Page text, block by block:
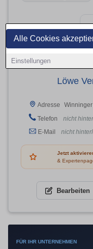
Alle Cookies
Einstellungen
Löwe
Adresse
Telefon
nicht
E-Mail
nicht
Jetzt
&
Bearbeiten
FÜR IHR UNTERNEHMEN